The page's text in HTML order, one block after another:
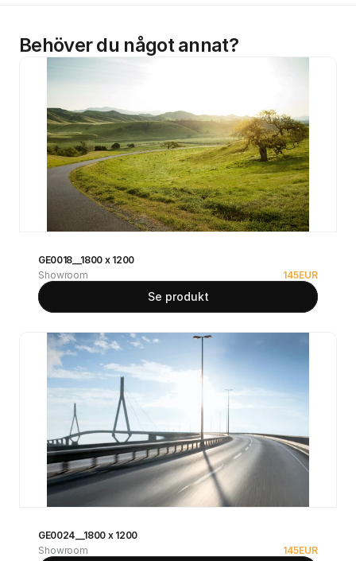
Behöver du något annat?
GE0018__1800 x 1200
Showroom
145EUR
Se produkt
GE0024__1800 x 1200
Showroom
145EUR